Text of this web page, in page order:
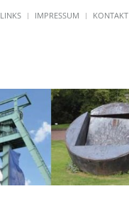
LINKS IMPRESSUM KONTAKT